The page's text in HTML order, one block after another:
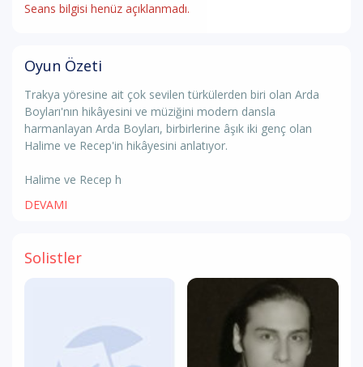
Seans bilgisi henüz açıklanmadı.
Oyun Özeti
Trakya yöresine ait çok sevilen türkülerden biri olan Arda
Boyları'nın hikâyesini ve müziğini modern dansla
harmanlayan Arda Boyları, birbirlerine âşık iki genç olan
Halime ve Recep'in hikâyesini anlatıyor.
Halime ve Recep h
DEVAMI
Solistler